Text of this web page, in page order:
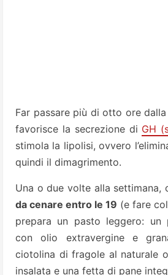
Far passare più di otto ore
favorisce la secrezione di GH
stimola la lipolisi, ovvero
quindi il dimagrimento.
Una o due volte alla settimana,
da cenare entro le 19 (e fare
prepara un pasto leggero: un
con olio extravergine e
ciotolina di fragole al naturale
insalata e una fetta di pane